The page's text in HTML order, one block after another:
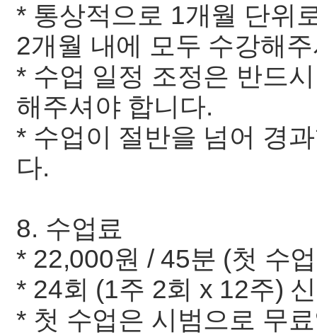
* 통상적으로 1개월 단위
2개월 내에 모두 수강해
* 수업 일정 조정은 반드
해주셔야 합니다.
* 수업이 절반을 넘어 경
다.
8. 수업료
* 22,000원 / 45분 (첫 수
* 24회 (1주 2회 x 12주)
* 첫 수업은 시범으로 무